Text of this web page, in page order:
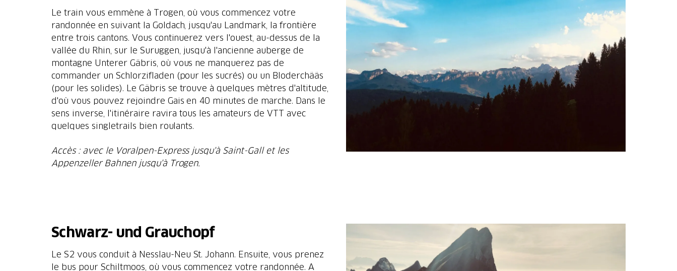
Le train vous emmène à Trogen, où vous commencez votre
randonnée en suivant la Goldach, jusqu'au Landmark, la frontière
entre trois cantons. Vous continuerez vers l'ouest, au-dessus de la
vallée du Rhin, sur le Suruggen, jusqu'à l'ancienne auberge de
montagne Unterer Gäbris, où vous ne manquerez pas de
commander un Schlorzifladen (pour les sucrés) ou un Bloderchääs
(pour les solides). Le Gäbris se trouve à quelques mètres d'altitude,
d'où vous pouvez rejoindre Gais en 40 minutes de marche. Dans le
sens inverse, l'itinéraire ravira tous les amateurs de VTT avec
quelques singletrails bien roulants.
Accès : avec le Voralpen-Express jusqu'à Saint-Gall et les
Appenzeller Bahnen jusqu'à Trogen.
Schwarz- und Grauchopf
Le S2 vous conduit à Nesslau-Neu St. Johann. Ensuite, vous prenez
le bus pour Schiltmoos, où vous commencez votre randonnée. A